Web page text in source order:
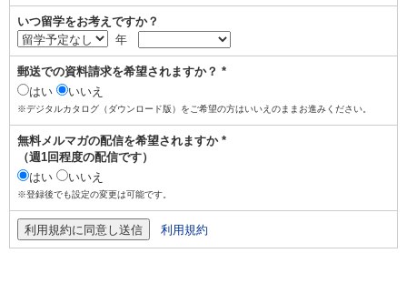
いつ留学をお考えですか？
年
郵送での資料請求を希望されますか？ *
はい
いいえ
※デジタルカタログ（ダウンロード版）をご希望の方はいいえのままお進みください。
無料メルマガの配信を希望されますか *
（週1回程度の配信です）
はい
いいえ
※登録後でも設定の変更は可能です。
利用規約